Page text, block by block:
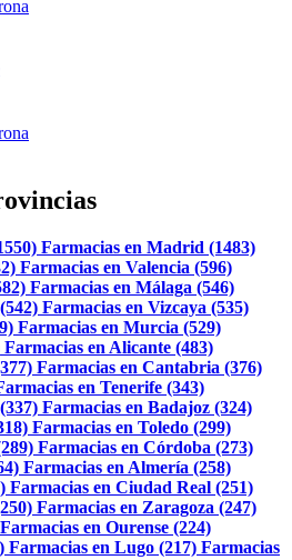
Farmacias en Madrid (1483)
Farmacias en Valencia (596)
Farmacias en Málaga (546)
Farmacias en Vizcaya (535)
Farmacias en Murcia (529)
Farmacias en Alicante (483)
Farmacias en Cantabria (376)
en Tenerife (343)
Farmacias en Badajoz (324)
Farmacias en Toledo (299)
Farmacias en Córdoba (273)
Farmacias en Almería (258)
Farmacias en Ciudad Real (251)
Farmacias en Zaragoza (247)
Farmacias en Ourense (224)
Farmacias en Lugo (217) Farmacias